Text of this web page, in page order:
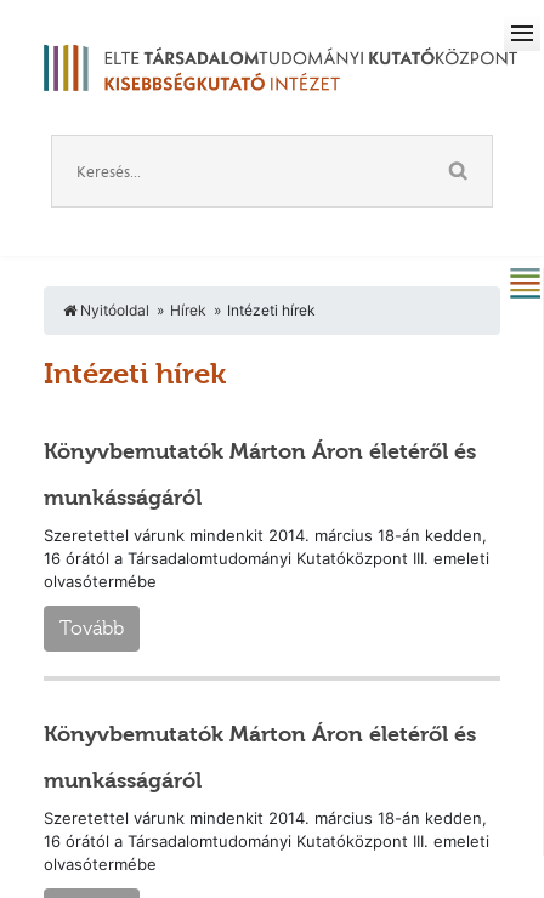
Nyitóoldal Hírek Intézeti hírek
Intézeti hírek
Könyvbemutatók Márton Áron életéről és
munkásságáról
Szeretettel várunk mindenkit 2014. március 18-án kedden,
16 órától a Társadalomtudományi Kutatóközpont III. emeleti
olvasótermébe
Tovább
Könyvbemutatók Márton Áron életéről és
munkásságáról
Szeretettel várunk mindenkit 2014. március 18-án kedden,
16 órától a Társadalomtudományi Kutatóközpont III. emeleti
olvasótermébe